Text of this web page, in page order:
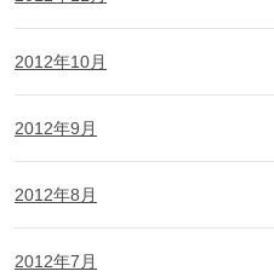
2012年10月
2012年9月
2012年8月
2012年7月